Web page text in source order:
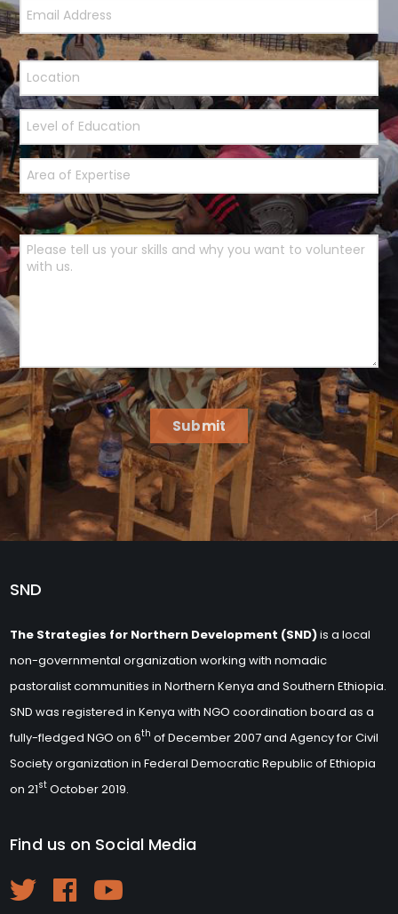
Submit
SND
The Strategies for Northern Development (SND)is a local
non-governmental organization working with nomadic
pastoralist communities in Northern Kenya and Southern Ethiopia.
SND was registered in Kenya with NGO coordination board as a
fully-fledged NGO on 6th of December 2007 and Agency for Civil
Society organization in Federal Democratic Republic of Ethiopia
on 21st October 2019.
Find us on Social Media